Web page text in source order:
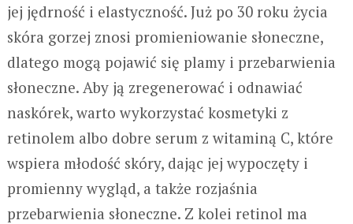
jej jędrność i elastyczność. Już po 30 roku życia
skóra gorzej znosi promieniowanie słoneczne,
dlatego mogą pojawić się plamy i przebarwienia
słoneczne. Aby ją zregenerować i odnawiać
naskórek, warto wykorzystać kosmetyki z
retinolem albo dobre serum z witaminą C, które
wspiera młodość skóry, dając jej wypoczęty i
promienny wygląd, a także rozjaśnia
przebarwienia słoneczne. Z kolei retinol ma